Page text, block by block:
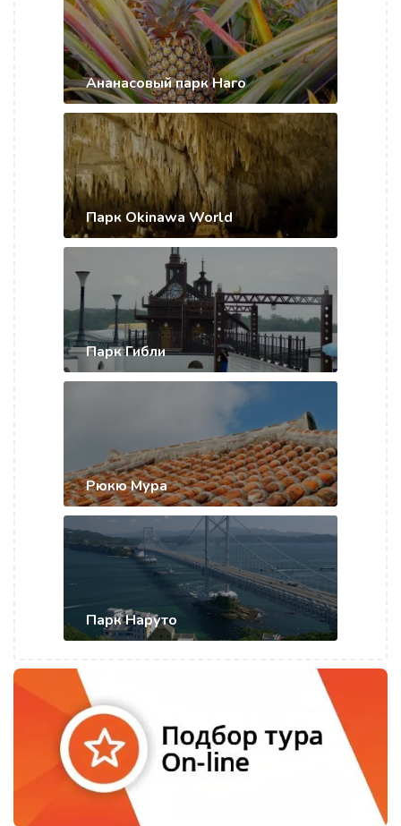
Ананасовый парк Наго
Парк Okinawa World
Парк Гибли
Рюкю Мура
Парк Наруто